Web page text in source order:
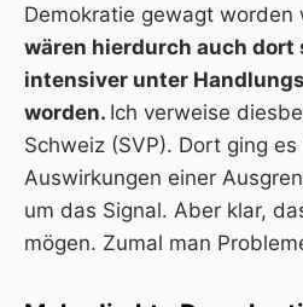
Demokratie gewagt worden
wären hierdurch auch dort
intensiver unter
worden. Ich verweise
Schweiz (SVP). Dort ging
Auswirkungen einer
um das Signal. Aber klar,
mögen. Zumal man